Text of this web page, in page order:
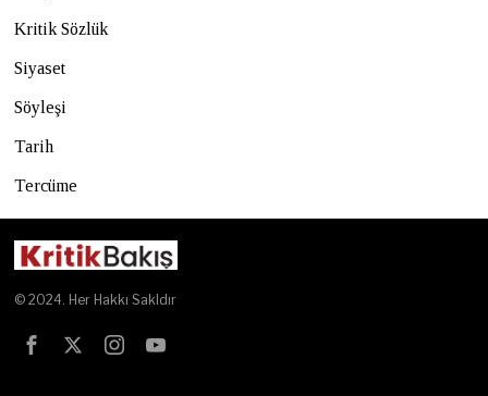
Kritik Sözlük
Siyaset
Söyleşi
Tarih
Tercüme
© 2024. Her Hakkı Sakldır